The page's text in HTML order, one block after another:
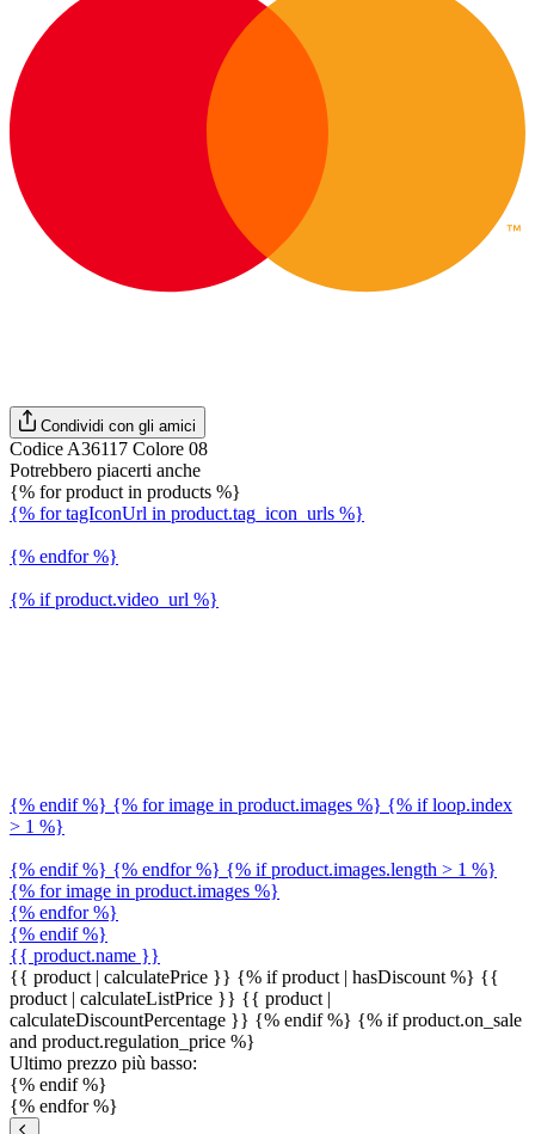
Condividi con gli amici
Codice A36117 Colore 08
Potrebbero piacerti anche
{% for product in products %}
{% for tagIconUrl in product.tag_icon_urls %}
{% endfor %}
{% if product.video_url %}
{% endif %} {% for image in product.images %} {% if loop.index
> 1 %}
{% endif %} {% endfor %} {% if product.images.length > 1 %}
{% for image in product.images %}
{% endfor %}
{% endif %}
{{ product.name }}
{{ product | calculatePrice }} {% if product | hasDiscount %} {{
product | calculateListPrice }} {{ product |
calculateDiscountPercentage }} {% endif %} {% if product.on_sale
and product.regulation_price %}
Ultimo prezzo più basso:
{% endif %}
{% endfor %}